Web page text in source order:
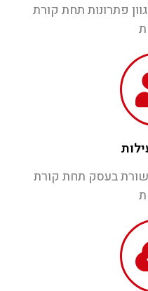
פתרונות תחת קורת
בעסק תחת קורת